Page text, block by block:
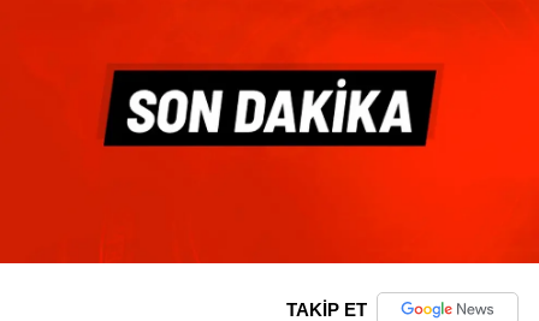
TAKİP ET